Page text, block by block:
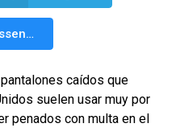
Messenger
caídos que
suelen usar muy por
penados con multa en el